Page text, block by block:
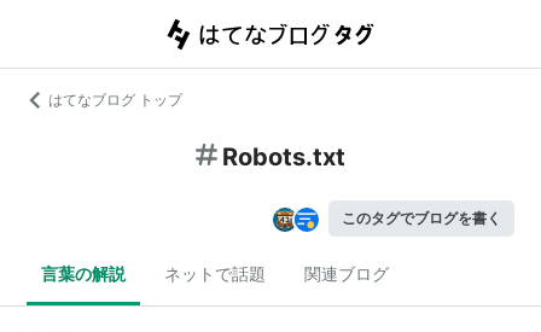
はてなブログ トップ
Robots.txt
このタグでブログを書く
言葉の解説 ネットで話題 関連ブログ